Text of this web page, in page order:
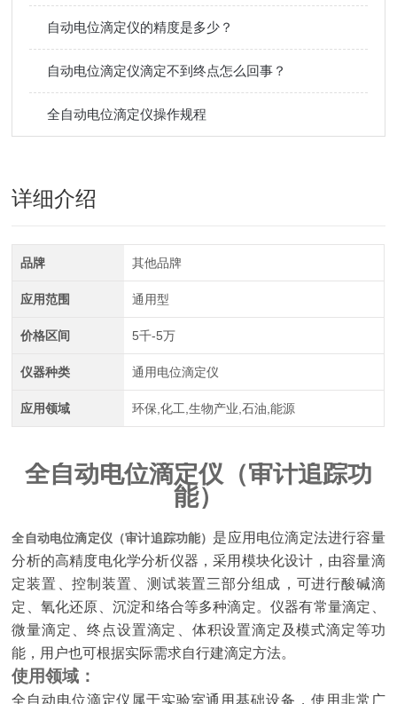
自动电位滴定仪的精度是多少？
自动电位滴定仪滴定不到终点怎么回事？
全自动电位滴定仪操作规程
详细介绍
品牌 其他品牌
应用范围 通用型
价格区间 5千-5万
仪器种类 通用电位滴定仪
应用领域 环保,化工,生物产业,石油,能源
全自动电位滴定仪（审计追踪功
能）
全自动电位滴定仪（审计追踪功能） 是应用电位滴定法进行容量
分析的高精度电化学分析仪器，采用模块化设计，由容量滴
定装置、控制装置、测试装置三部分组成，可进行酸碱滴
定、氧化还原、沉淀和络合等多种滴定。仪器有常量滴定、
微量滴定、终点设置滴定、体积设置滴定及模式滴定等功
能，用户也可根据实际需求自行建滴定方法。
使用领域：
全自动电位滴定仪属于实验室通用基础设备，使用非常广